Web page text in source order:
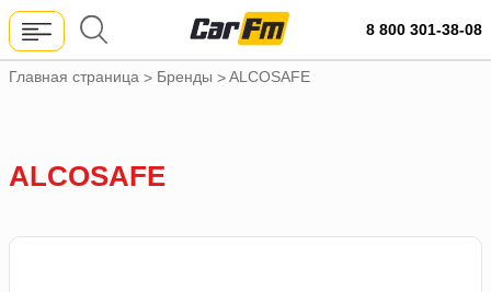
8 800 301-38-08
Главная страница > Бренды >ALCOSAFE
ALCOSAFE